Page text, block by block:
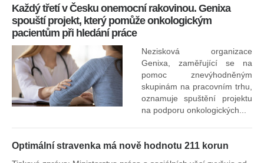
Každý třetí v Česku onemocní rakovinou. Genixa
spouští projekt, který pomůže onkologickým
pacientům při hledání práce
Nezisková organizace
Genixa, zaměřující se na
pomoc znevýhodněným
skupinám na pracovním trhu,
oznamuje spuštění projektu
na podporu onkologických...
Optimální stravenka má nově hodnotu 211 korun